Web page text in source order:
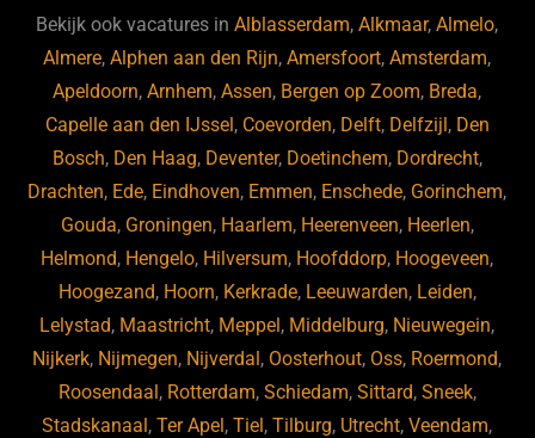
b
o
o
k
ky dI
n
Bekijk ook vacatures inAlblasserdam,Alkmaar,Almelo,
Almere,Alphen aan den Rijn,Amersfoort,Amsterdam,
Apeldoorn,Arnhem,Assen, Bergen op Zoom, Breda,
Capelle aan den IJssel , Coevorden, Delft, Delfzijl , Den
Bosch, Den Haag, Deventer, Doetinchem, Dordrecht,
Drachten, Ede, Eindhoven, Emmen, Enschede, Gorinchem,
Gouda, Groningen, Haarlem, Heerenveen, Heerlen,
Helmond, Hengelo, Hilversum, Hoofddorp, Hoogeveen,
Hoogezand, Hoorn, Kerkrade, Leeuwarden, Leiden,
Lelystad, Maastricht, Meppel , Middelburg, Nieuwegein,
Nijkerk, Nijmegen, Nijverdal , Oosterhout, Oss, Roermond,
Roosendaal , Rotterdam, Schiedam, Sittard, Sneek,
Stadskanaal ,Ter Apel ,Tiel ,Tilburg, Utrecht,Veendam,